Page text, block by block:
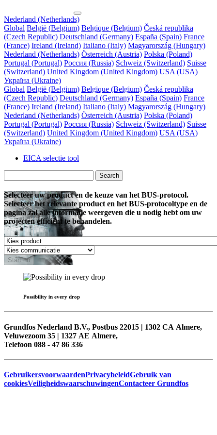
Nederland (Netherlands)
Global België (Belgium) Belgique (Belgium) Česká republika
(Czech Republic) Deutschland (Germany) España (Spain) France
(France) Ireland (Ireland) Italiano (Italy) Magyarország (Hungary)
Nederland (Netherlands) Österreich (Austria) Polska (Poland)
Portugal (Portugal) Россия (Russia) Schweiz (Switzerland) Suisse
(Switzerland) United Kingdom (United Kingdom) USA (USA)
Україна (Ukraine)
Global België (Belgium) Belgique (Belgium) Česká republika
(Czech Republic) Deutschland (Germany) España (Spain) France
(France) Ireland (Ireland) Italiano (Italy) Magyarország (Hungary)
Nederland (Netherlands) Österreich (Austria) Polska (Poland)
Portugal (Portugal) Россия (Russia) Schweiz (Switzerland) Suisse
(Switzerland) United Kingdom (United Kingdom) USA (USA)
Україна (Ukraine)
EICA selectie tool
Search
Selecteer uw product en de keuze van het BUS-protocol.
Selecteer het relevante product en het BUS-protocoltype en de
pagina zal alle informatie weergeven die u nodig hebt om uw
projecten efficiënt te behandelen.
Start nu
Possibility in every drop
Grundfos Nederland B.V., Postbus 22015 | 1302 CA Almere,
Veluwezoom 35 | 1327 AE Almere,
Telefoon 088 - 47 86 336
GebruikersvoorwaardenPrivacybeleidGebruik van
cookiesVeiligheidswaarschuwingenContacteer Grundfos